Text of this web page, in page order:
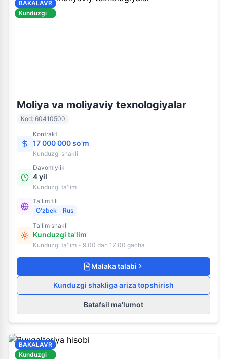
BAKALAVR
Kunduzgi
Moliya va moliyaviy texnologiyalar
Kod: 60410500
Kontrakt
17 000 000 so'm
Kunduzgi shakli
Davomiylik
4 yil
Kunduzgi ta'lim
Ta'lim tili
O'zbek
Rus
Ta'lim shakli
Kunduzgi ta'lim
Kunduzgi ta'lim - 9:00 dan 17:00 gacha
Malaka talabi
Kunduzgi shakliga ariza topshirish
Batafsil ma'lumot
BAKALAVR
Kunduzgi